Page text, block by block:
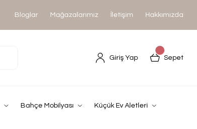
Bloglar Mağazalarımız İletişim Hakkımızda
Giriş Yap Sepet
Bahçe Mobilyası Küçük Ev Aletleri